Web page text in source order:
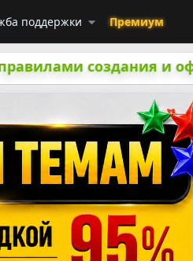
поддержки Премиум
создания и